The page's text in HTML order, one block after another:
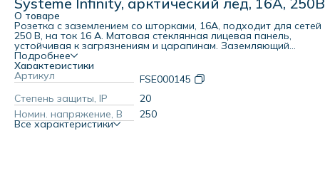
Электротовары ›
Главная ›
О товаре
Розетка с заземлением со шторками, 16А, подходит для сетей
250 В, на ток 16 А. Матовая стеклянная лицевая панель,
устойчивая к загрязнениям и царапинам. Заземляющий
контакт обеспечивает дополнительную защиту от поражения
электрическим током. При наличии заземления электрический
потенциал уходит в землю, защищая человека. Шторки
обеспечивают дополнительную безопасность в доме, где
находятся дети. Установка в квадратные монтажные коробки
86х86х50мм артикулов FSE350000,FSE350500,FSE350600 или
аналогичные.
Подробнее
Характеристики
Артикул
FSE000145
Степень защиты, IP
20
Номин. напряжение, В
250
Все характеристики